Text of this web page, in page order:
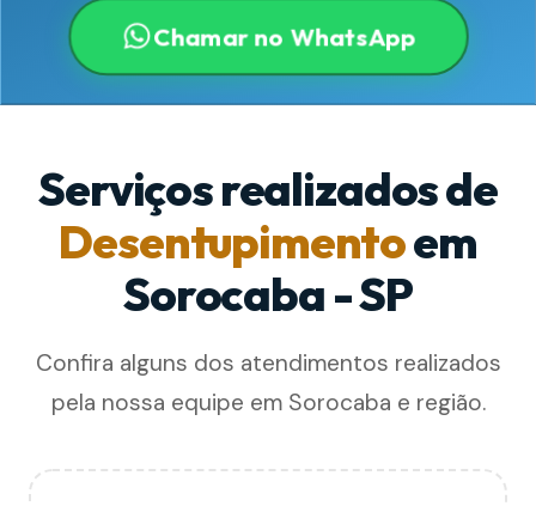
Chamar no WhatsApp
Serviços realizados de
Desentupimentoem
Sorocaba - SP
Confira alguns dos atendimentos realizados
pela nossa equipe em Sorocaba e região.